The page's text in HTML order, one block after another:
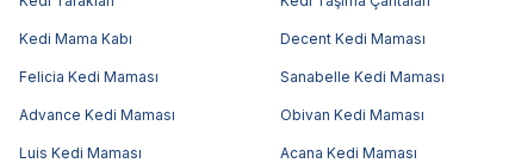
Kedi Mama Kabı Decent Kedi Maması
Felicia Kedi Maması Sanabelle Kedi Maması
Advance Kedi Maması Obivan Kedi Maması
Luis Kedi Maması Acana Kedi Maması